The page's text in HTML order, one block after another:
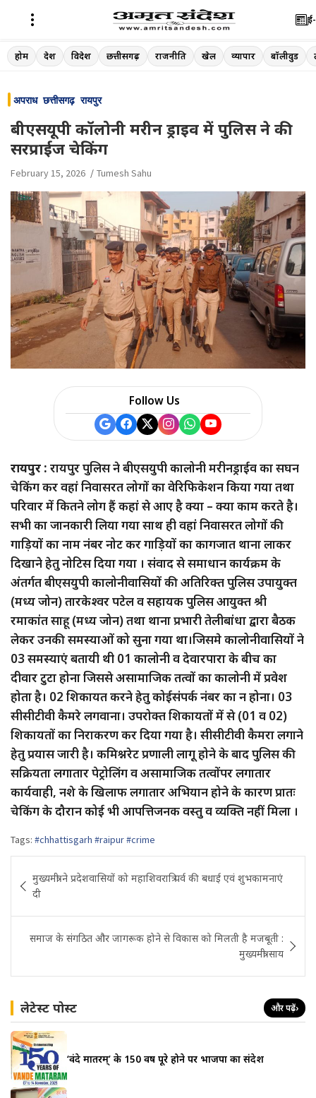
Skip
to
होम देश विदेश छत्तीसगढ़ राजनीति खेल व्यापार बॉलीवुड
अपराध छत्तीसगढ़ रायपुर
बीएसयूपी कॉलोनी मरीन ड्राइव में पुलिस ने की
सरप्राईज चेकिंग
February 15, 2026 Tumesh Sahu
Follow Us
रायपुर : रायपुर पुलिस ने बीएसयुपी कालोनी मरीनड्राईव का सघन
चेकिंग कर वहां निवासरत लोगों का वेरिफिकेशन किया गया तथा
परिवार में कितने लोग हैं कहां से आए है क्या – क्या काम करते है।
सभी का जानकारी लिया गया साथ ही वहां निवासरत लोगों की
गाड़ियों का नाम नंबर नोट कर गाड़ियों का कागजात थाना लाकर
दिखाने हेतु नोटिस दिया गया । संवाद से समाधान कार्यक्रम के
अंतर्गत बीएसयुपी कालोनीवासियों की अतिरिक्त पुलिस उपायुक्त
(मध्य जोन) तारकेश्वर पटेल व सहायक पुलिस आयुक्त श्री
रमाकांत साहू (मध्य जोन) तथा थाना प्रभारी तेलीबांधा द्वारा बैठक
लेकर उनकी समस्याओं को सुना गया था।जिसमे कालोनीवासियों ने
03 समस्याएं बतायी थी 01 कालोनी व देवारपारा के बीच का
दीवार टुटा होना जिससे असामाजिक तत्वों का कालोनी में प्रवेश
होता है। 02 शिकायत करने हेतु कोईसंपर्क नंबर का न होना। 03
सीसीटीवी कैमरे लगवाना। उपरोक्त शिकायतों में से (01 व 02)
शिकायतों का निराकरण कर दिया गया है। सीसीटीवी कैमरा लगाने
हेतु प्रयास जारी है। कमिश्नरेट प्रणाली लागू होने के बाद पुलिस की
सक्रियता लगातार पेट्रोलिंग व असामाजिक तत्वोंपर लगातार
कार्यवाही, नशे के खिलाफ लगातार अभियान होने के कारण प्रातः
चेकिंग के दौरान कोई भी आपत्तिजनक वस्तु व व्यक्ति नहीं मिला ।
Tags: #chhattisgarh #raipur #crime
navigation
मुख्यमंत्री ने प्रदेशवासियों को महाशिवरात्रि पर्व की बधाई एवं शुभकामनाएं
दी
समाज के संगठित और जागरूक होने से विकास को मिलती है मजबूती :
मुख्यमंत्री साय
लेटेस्ट पोस्ट और पढ़ें›
‘वंदे मातरम्’ के 150 वर्ष पूरे होने पर भाजपा का संदेश